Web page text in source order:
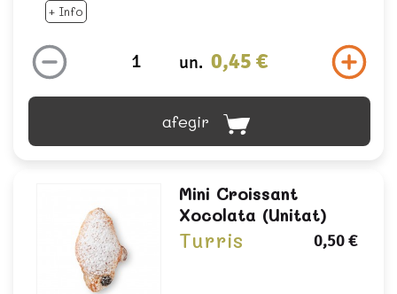
+ Info
un. 0,45 €
afegir
Mini Croissant
Xocolata (unitat)
Turris 0,50 €